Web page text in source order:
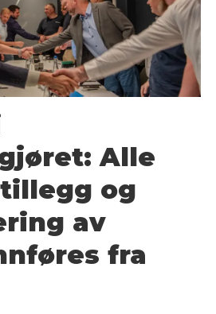
Alle
og
av
fra